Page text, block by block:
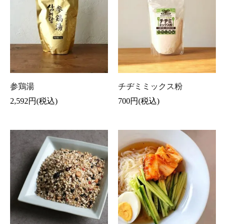
参鶏湯
2,592円(税込)
チヂミミックス粉
700円(税込)